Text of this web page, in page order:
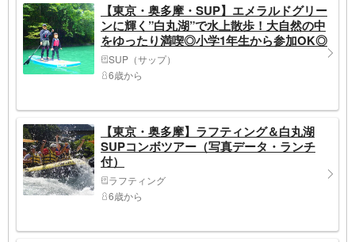
【東京・奥多摩・SUP】エメラルドグリー
ンに輝く”白丸湖”で水上散歩！大自然の中
をゆったり満喫◎小学1年生から参加OK◎
＜写真無料プレゼント＞
SUP（サップ）
6歳から
【東京・奥多摩】ラフティング＆白丸湖
SUPコンボツアー（写真データ・ランチ
付）
ラフティング
6歳から